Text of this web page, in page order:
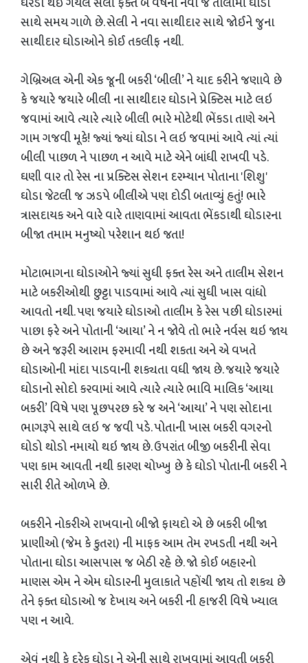
સાથે સમય ગાળે છે. સેલી ને નવા સાથીદાર સાથે જોઈને જુના
સાથીદાર ઘોડાઓને કોઈ તકલીફ નથી.
ગેબ્રિઅલ એની એક જૂની બકરી ‘બીલી’ ને યાદ કરીને જણાવે છે
કે જયારે જયારે બીલી ના સાથીદાર ઘોડાને પ્રેક્ટિસ માટે લઇ
જવામાં આવે ત્યારે ત્યારે બીલી ભારે મોટેથી ભેંકડા તાણે અને
ગામ ગજવી મૂકે! જ્યાં જ્યાં ઘોડા ને લઇ જવામાં આવે ત્યાં ત્યાં
બીલી પાછળ ને પાછળ ન આવે માટે એને બાંધી રાખવી પડે.
ઘણી વાર તો રેસ ના પ્રક્ટિસ સેશન દરમ્યાન પોતાના 'શિશુ'
ઘોડા જેટલી જ ઝડપે બીલીએ પણ દોડી બતાવ્યું હતું! ભારે
ત્રાસદાયક અને વારે વારે તાણવામાં આવતા ભેંકડાથી ઘોડારના
બીજા તમામ મનુષ્યો પરેશાન થઇ જતા!
મોટાભાગના ઘોડાઓને જ્યાં સુધી ફક્ત રેસ અને તાલીમ સેશન
માટે બકરીઓથી છુટ્ટા પાડવામાં આવે ત્યાં સુધી ખાસ વાંધો
આવતો નથી. પણ જયારે ઘોડાઓ તાલીમ કે રેસ પછી ઘોડારમાં
પાછા ફરે અને પોતાની ‘આયા’ ને ન જોવે તો ભારે નર્વસ થઇ જાય
છે અને જરૂરી આરામ ફરમાવી નથી શકતા અને એ વખતે
ઘોડાઓની માંદા પાડવાની શક્યતા વધી જાય છે. જયારે જયારે
ઘોડાનો સોદો કરવામાં આવે ત્યારે ત્યારે ભાવિ માલિક ‘આયા
બકરી’ વિષે પણ પૂછપરછ કરે જ અને ‘આયા’ ને પણ સોદાના
ભાગરૂપે સાથે લઇ જ જવી પડે. પોતાની ખાસ બકરી વગરનો
ઘોડો થોડો નમાયો થઇ જાય છે. ઉપરાંત બીજી બકરીની સેવા
પણ કામ આવતી નથી કારણ ચોખ્ખુ છે કે ઘોડો પોતાની બકરી ને
સારી રીતે ઓળખે છે.
બકરીને નોકરીએ રાખવાનો બીજો ફાયદો એ છે બકરી બીજા
પ્રાણીઓ (જેમ કે કુતરા) ની માફક આમ તેમ રખડતી નથી અને
પોતાના ઘોડા આસપાસ જ બેઠી રહે છે. જો કોઈ બહારનો
માણસ એમ ને એમ ઘોડારની મુલાકાતે પહોંચી જાય તો શક્ય છે
તેને ફક્ત ઘોડાઓ જ દેખાય અને બકરી ની હાજરી વિષે ખ્યાલ
પણ ન આવે.